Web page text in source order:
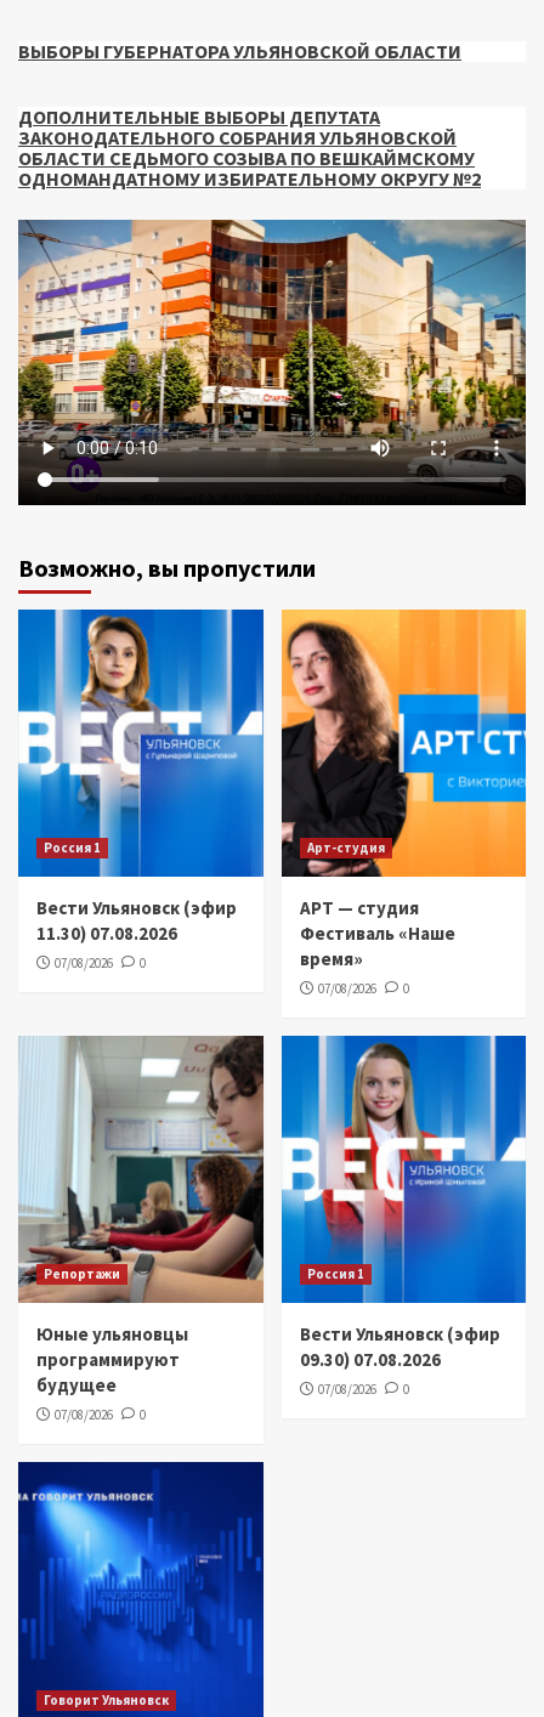
ВЫБОРЫ ГУБЕРНАТОРА УЛЬЯНОВСКОЙ ОБЛАСТИ
ДОПОЛНИТЕЛЬНЫЕ ВЫБОРЫ ДЕПУТАТА
ЗАКОНОДАТЕЛЬНОГО СОБРАНИЯ УЛЬЯНОВСКОЙ
ОБЛАСТИ СЕДЬМОГО СОЗЫВА ПО ВЕШКАЙМСКОМУ
ОДНОМАНДАТНОМУ ИЗБИРАТЕЛЬНОМУ ОКРУГУ №2
Возможно, вы пропустили
Россия 1
Вести Ульяновск (эфир
11.30) 07.08.2026
07/08/2026 0
Арт-студия
АРТ — студия
Фестиваль «Наше
время»
07/08/2026 0
Репортажи
Юные ульяновцы
программируют
будущее
07/08/2026 0
Россия 1
Вести Ульяновск (эфир
09.30) 07.08.2026
07/08/2026 0
Говорит Ульяновск